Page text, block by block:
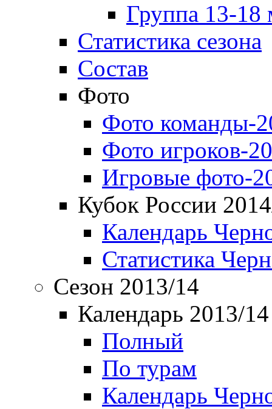
Группа 13-18
Статистика сезона
Состав
Фото
Фото команды-
Фото игроков-
Игровые фото-
Кубок России
Календарь
Статистика
Сезон 2013/14
Календарь 2013/14
Полный
По турам
Календарь